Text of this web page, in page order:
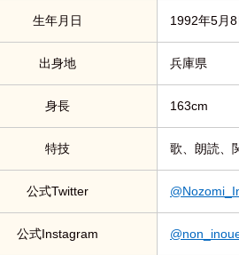
生年月日 1992年5月8
出身地 兵庫県
身長 163cm
特技 歌、朗読、
公式Twitter
公式Instagram